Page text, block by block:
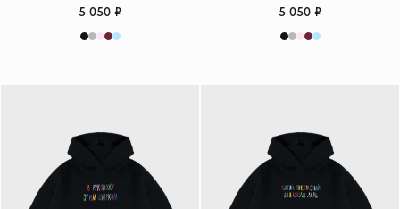
5 050 ₽
5 050 ₽